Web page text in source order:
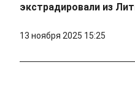
экстрадировали из
13 ноября 2025 15:25